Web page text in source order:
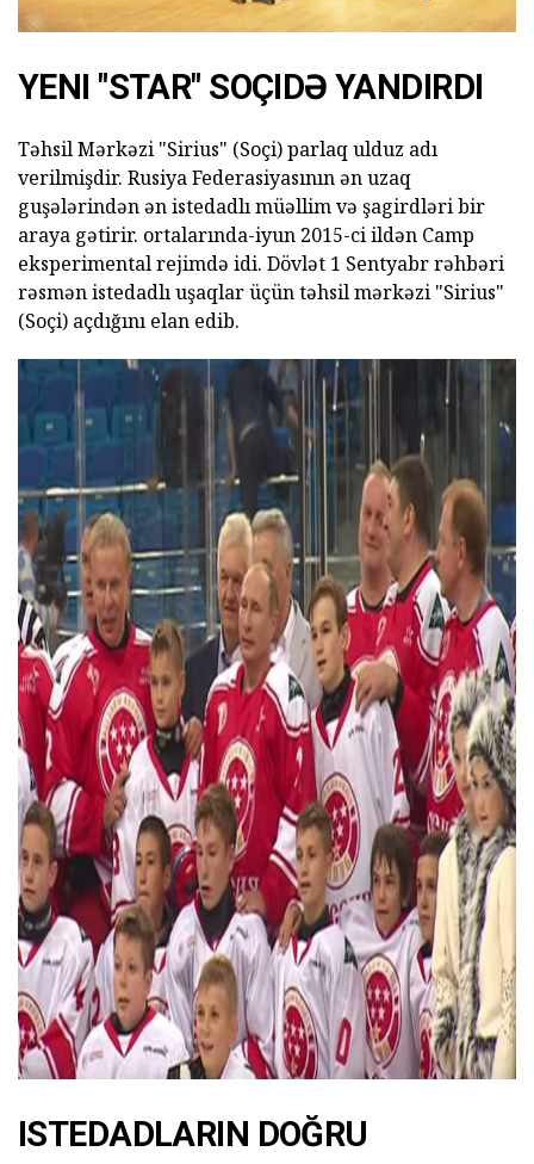
YENI "STAR" SOÇIDƏ YANDIRDI
Təhsil Mərkəzi "Sirius" (Soçi) parlaq ulduz adı
verilmişdir. Rusiya Federasiyasının ən uzaq
guşələrindən ən istedadlı müəllim və şagirdləri bir
araya gətirir. ortalarında-iyun 2015-ci ildən Camp
eksperimental rejimdə idi. Dövlət 1 Sentyabr rəhbəri
rəsmən istedadlı uşaqlar üçün təhsil mərkəzi "Sirius"
(Soçi) açdığını elan edib.
ad
ISTEDADLARIN DOĞRU